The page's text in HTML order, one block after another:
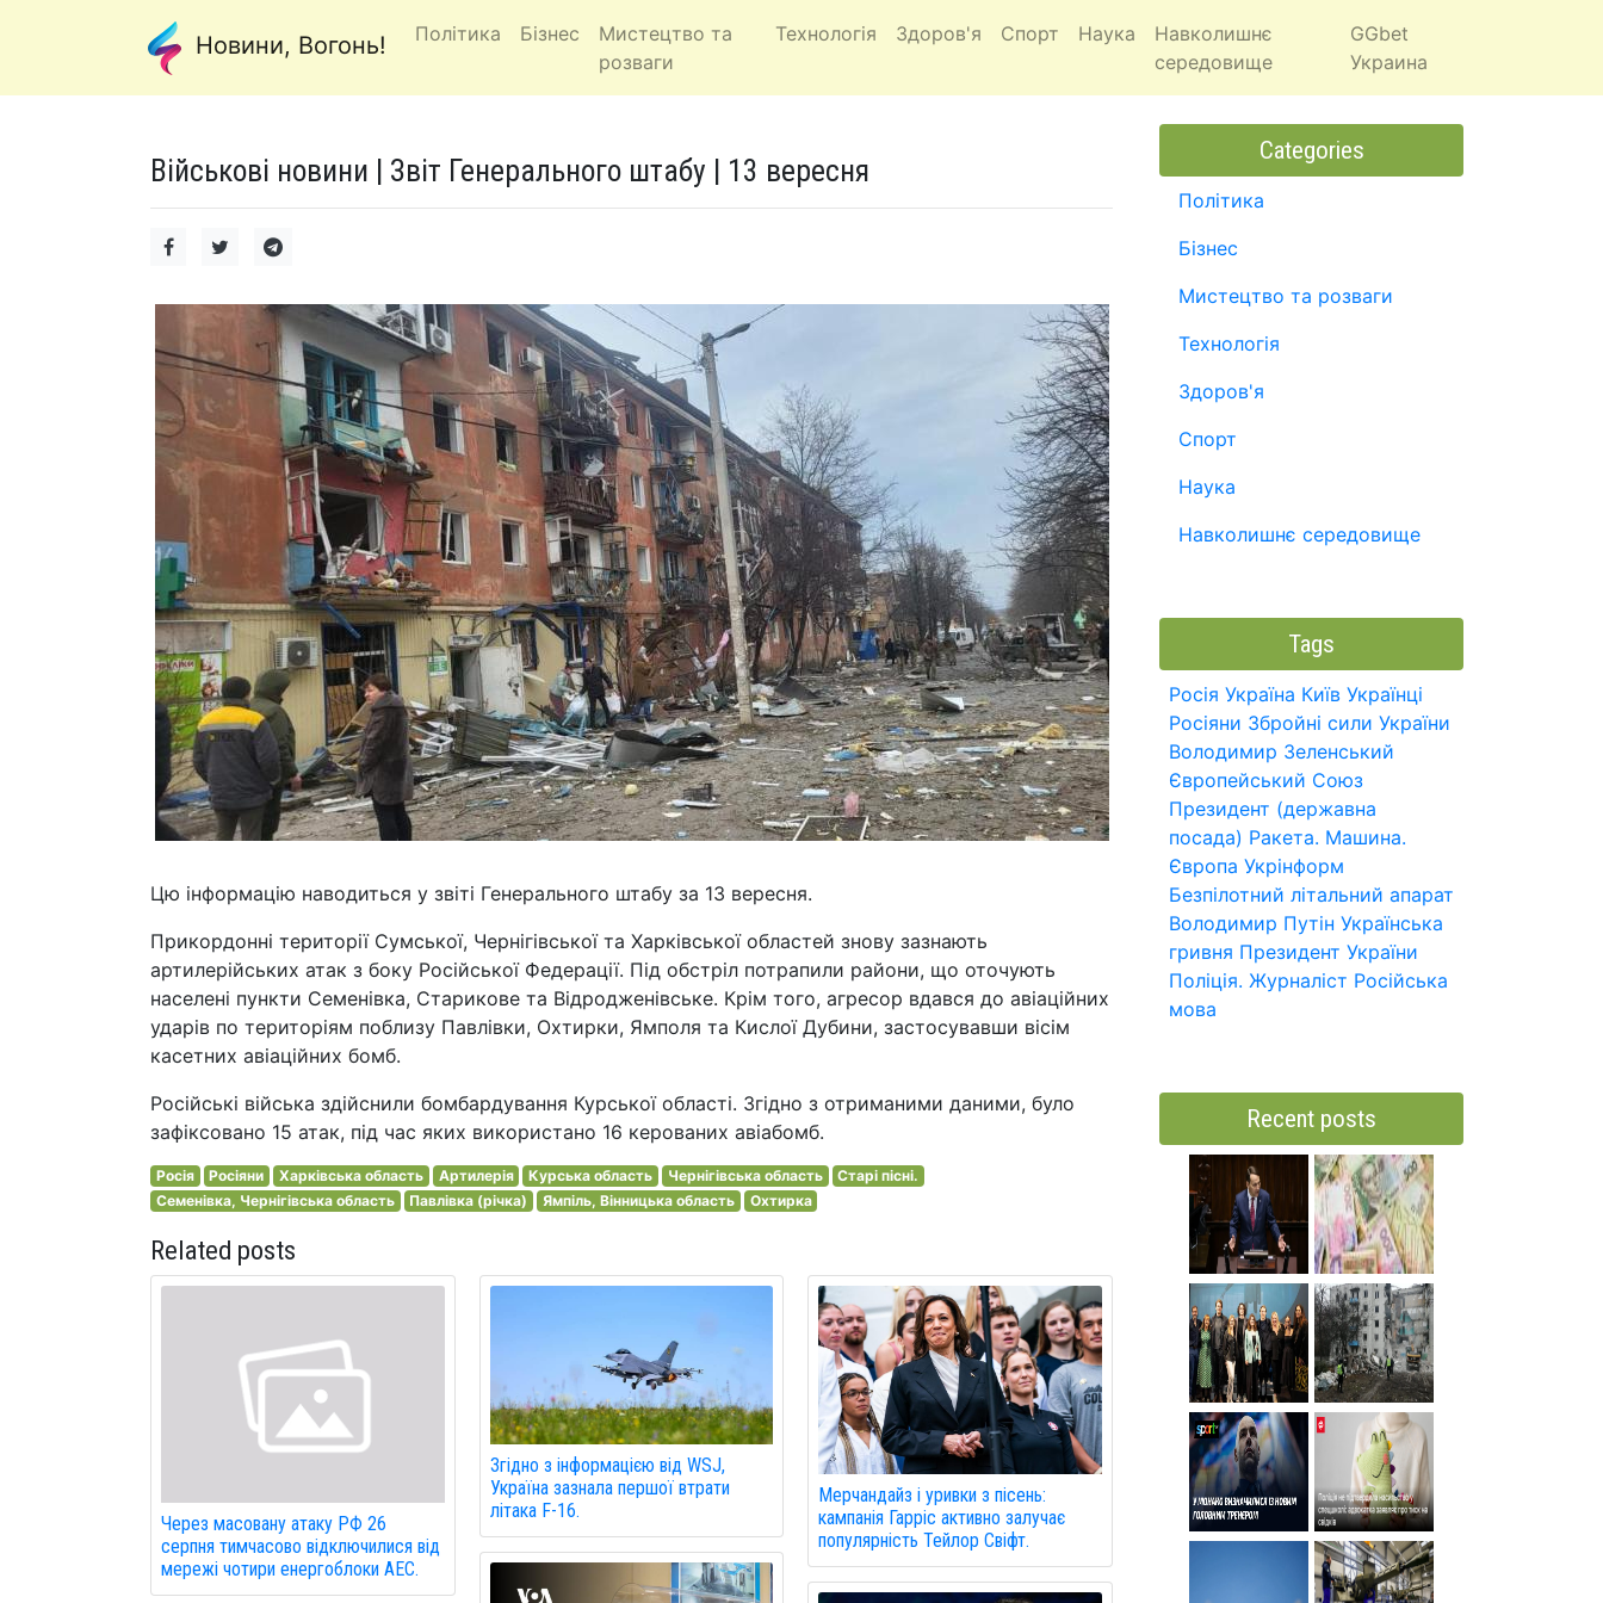
Новини, Вогонь! Політика Бізнес
Мистецтво та
розваги
Технологія Здоров'я Спорт Наука
Навколишнє
середовище
GGbet
Украина
Військові новини | Звіт Генерального штабу | 13 вересня
Цю інформацію наводиться у звіті Генерального штабу за 13 вересня.
Прикордонні території Сумської, Чернігівської та Харківської областей знову зазнають
артилерійських атак з боку Російської Федерації. Під обстріл потрапили райони, що оточують
населені пункти Семенівка, Старикове та Відродженівське. Крім того, агресор вдався до авіаційних
ударів по територіям поблизу Павлівки, Охтирки, Ямполя та Кислої Дубини, застосувавши вісім
касетних авіаційних бомб.
Російські війська здійснили бомбардування Курської області. Згідно з отриманими даними, було
зафіксовано 15 атак, під час яких використано 16 керованих авіабомб.
Росія Росіяни Харківська область Артилерія Курська область Чернігівська область
Старі пісні.
Семенівка, Чернігівська область
Павлівка (річка) Ямпіль, Вінницька область Охтирка
Related posts
Через масовану атаку РФ 26
серпня тимчасово відключилися від
мережі чотири енергоблоки АЕС.
Згідно з інформацією від WSJ,
Україна зазнала першої втрати
літака F-16.
Мерчандайз і уривки з пісень:
кампанія Гарріс активно залучає
популярність Тейлор Свіфт.
Categories
Політика
Бізнес
Мистецтво та розваги
Технологія
Здоров'я
Спорт
Наука
Навколишнє середовище
Tags
Росія Україна Київ Українці
Росіяни Збройні сили України
Володимир Зеленський
Європейський Союз
Президент (державна
посада) Ракета. Машина.
Європа Укрінформ
Безпілотний літальний апарат
Володимир Путін Українська
гривня Президент України
Поліція. Журналіст Російська
мова
Recent posts